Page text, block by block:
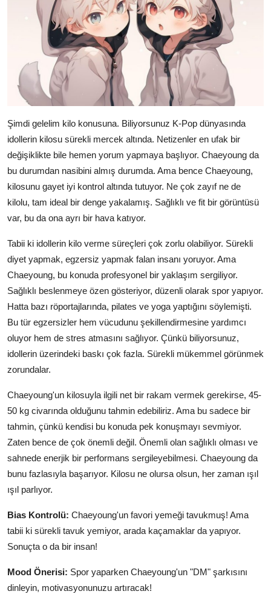
Şimdi gelelim kilo konusuna. Biliyorsunuz K-Pop dünyasında
idollerin kilosu sürekli mercek altında. Netizenler en ufak bir
değişiklikte bile hemen yorum yapmaya başlıyor. Chaeyoung da
bu durumdan nasibini almış durumda. Ama bence Chaeyoung,
kilosunu gayet iyi kontrol altında tutuyor. Ne çok zayıf ne de
kilolu, tam ideal bir denge yakalamış. Sağlıklı ve fit bir görüntüsü
var, bu da ona ayrı bir hava katıyor.
Tabii ki idollerin kilo verme süreçleri çok zorlu olabiliyor. Sürekli
diyet yapmak, egzersiz yapmak falan insanı yoruyor. Ama
Chaeyoung, bu konuda profesyonel bir yaklaşım sergiliyor.
Sağlıklı beslenmeye özen gösteriyor, düzenli olarak spor yapıyor.
Hatta bazı röportajlarında, pilates ve yoga yaptığını söylemişti.
Bu tür egzersizler hem vücudunu şekillendirmesine yardımcı
oluyor hem de stres atmasını sağlıyor. Çünkü biliyorsunuz,
idollerin üzerindeki baskı çok fazla. Sürekli mükemmel görünmek
zorundalar.
Chaeyoung'un kilosuyla ilgili net bir rakam vermek gerekirse, 45-
50 kg civarında olduğunu tahmin edebiliriz. Ama bu sadece bir
tahmin, çünkü kendisi bu konuda pek konuşmayı sevmiyor.
Zaten bence de çok önemli değil. Önemli olan sağlıklı olması ve
sahnede enerjik bir performans sergileyebilmesi. Chaeyoung da
bunu fazlasıyla başarıyor. Kilosu ne olursa olsun, her zaman ışıl
ışıl parlıyor.
Bias Kontrolü: Chaeyoung'un favori yemeği tavukmuş! Ama
tabii ki sürekli tavuk yemiyor, arada kaçamaklar da yapıyor.
Sonuçta o da bir insan!
Mood Önerisi: Spor yaparken Chaeyoung'un "DM" şarkısını
dinleyin, motivasyonunuzu artıracak!